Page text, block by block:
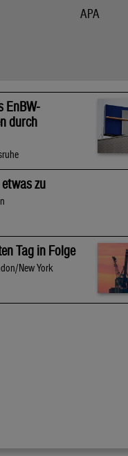
APA
EnBW-
durch
zu
Tag in Folge
New York